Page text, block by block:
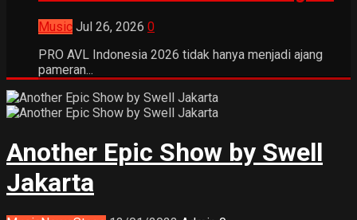
Music Jul 26, 2026 0
PRO AVL Indonesia 2026 tidak hanya menjadi ajang
pameran...
Another Epic Show by Swell
Jakarta